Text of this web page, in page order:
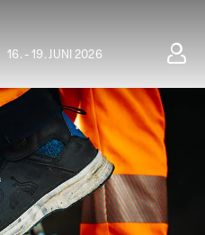
16. - 19. JUNI 2026